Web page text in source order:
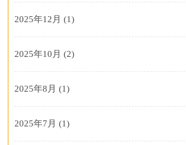
2025年12月 (1)
2025年10月 (2)
2025年8月 (1)
2025年7月 (1)